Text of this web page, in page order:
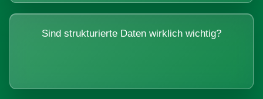
Sind strukturierte Daten wirklich wichtig?